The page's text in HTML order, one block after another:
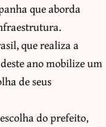
que aborda
que realiza a
ano mobilize um
de seus
do prefeito,